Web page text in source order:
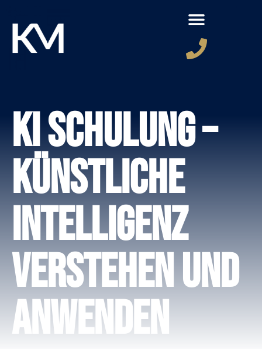
KI Schulung –
Künstliche
Intelligenz
verstehen und
anwenden